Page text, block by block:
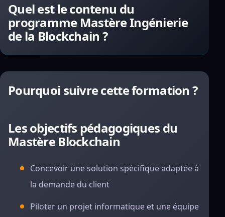
Quel est le contenu du
programme Mastère Ingénierie
de la Blockchain ?
Pourquoi suivre cette formation ?
Les objectifs pédagogiques du
Mastère Blockchain
Concevoir une solution spécifique adaptée à
la demande du client
Piloter un projet informatique et une équipe